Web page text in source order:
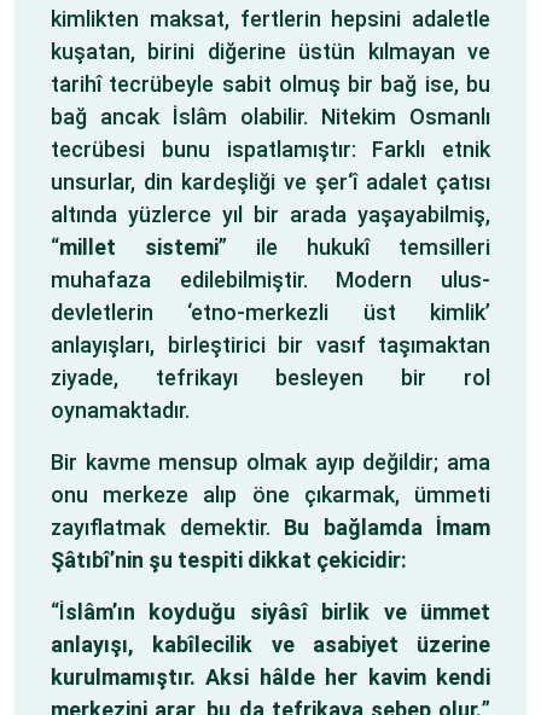
kimlikten maksat, fertlerin hepsini adaletle
kuşatan, birini diğerine üstün kılmayan ve
tarihî tecrübeyle sabit olmuş bir bağ ise, bu
bağ ancak İslâm olabilir. Nitekim Osmanlı
tecrübesi bunu ispatlamıştır: Farklı etnik
unsurlar, din kardeşliği ve şer‘î adalet çatısı
altında yüzlerce yıl bir arada yaşayabilmiş,
“millet sistemi” ile hukukî temsilleri
muhafaza edilebilmiştir. Modern ulus-
devletlerin ‘etno-merkezli üst kimlik’
anlayışları, birleştirici bir vasıf taşımaktan
ziyade, tefrikayı besleyen bir rol
oynamaktadır.
Bir kavme mensup olmak ayıp değildir; ama
onu merkeze alıp öne çıkarmak, ümmeti
zayıflatmak demektir. Bu bağlamda İmam
Şâtıbî’nin şu tespiti dikkat çekicidir:
“İslâm’ın koyduğu siyâsî birlik ve ümmet
anlayışı, kabîlecilik ve asabiyet üzerine
kurulmamıştır. Aksi hâlde her kavim kendi
merkezini arar, bu da tefrikaya sebep olur.”